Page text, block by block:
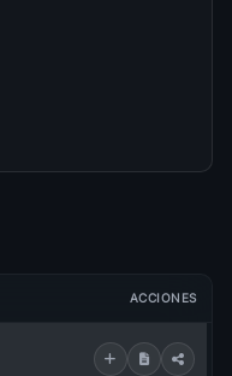
ACCIONES